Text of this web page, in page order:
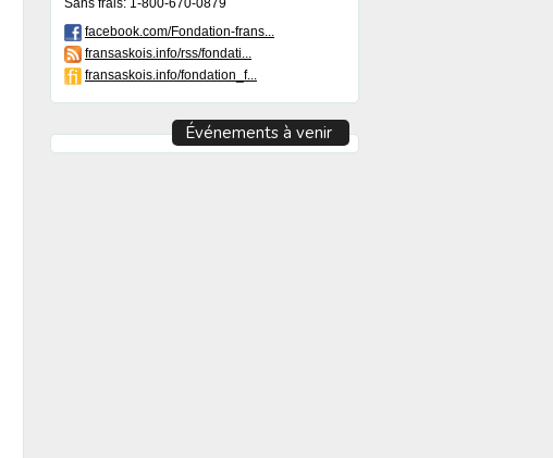
facebook.com/Fondation-frans...
fransaskois.info/rss/fondati...
fransaskois.info/fondation_f...
Événements à venir